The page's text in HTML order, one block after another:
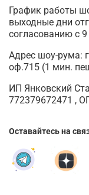
График работы
выходные дни
согласованию с
Адрес шоу-рума:
оф.715 (1 мин.
ИП Янковский
772379672471 ,
Оставайтесь на